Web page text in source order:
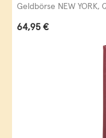
Geldbörse NEW
Regulärer Preis:
64,95 €